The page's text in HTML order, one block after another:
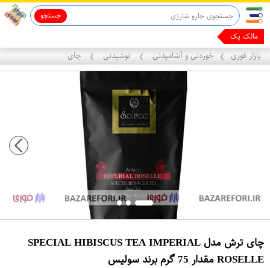
جستجو
مالک یک فروشگاه
بازار فوری ❯ خوردنی و آشامیدنی ❯ نوشیدنی ❯ چای
چای ترش مدل SPECIAL HIBISCUS TEA IMPERIAL
ROSELLE مقدار 75 گرم برند سولیس